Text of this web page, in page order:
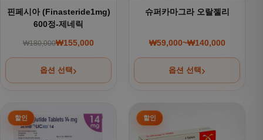
핀페시아 (Finasteride1mg)
600정-제네릭
₩180,000 원래 가격: ₩180,000.
₩155,000
현재 가격: ₩155,000.
옵션 선택
슈퍼카마그라 오랄젤리
₩59,000~₩140,000
가격 범위:
옵션 선택
여러 상품 옵션이 이 상품에 있습니다. 상품 페이지에서 옵션
여러 상품 옵션이 이 상품에